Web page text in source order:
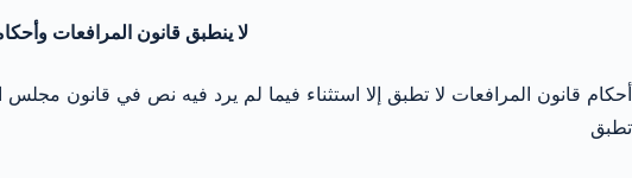
لا ينطبق قانون المرافعات
أحكام قانون المرافعات لا تطبق إلا استثناء فيما لم يرد فيه نص في قانون
تطبق